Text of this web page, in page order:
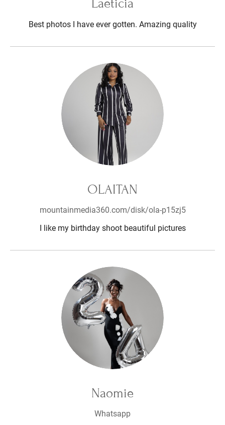
Laeticia
Best photos I have ever gotten. Amazing quality
OLAITAN
mountainmedia360.com/disk/ola-p15zj5
I like my birthday shoot beautiful pictures
Naomie
Whatsapp